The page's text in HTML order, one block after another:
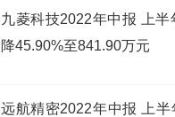
九菱科技2022年中报 上半
降45.90%至841.90万元
远航精密2022年中报 上半